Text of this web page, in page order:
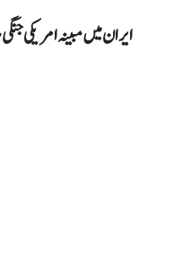
ایران میں مبینہ امریکی